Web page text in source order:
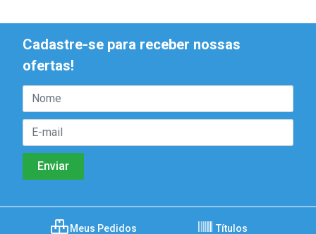
Cadastre-se para receber nossas
ofertas!
Meus Pedidos Títulos